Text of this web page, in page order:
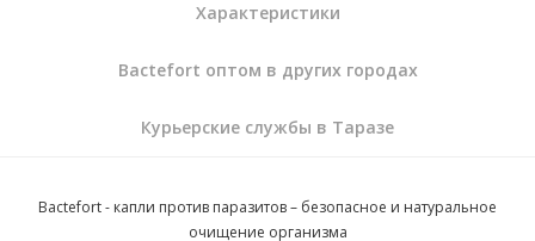
Характеристики
Bactefort оптом в других городах
Курьерские службы в Таразе
Bactefort - капли против паразитов– безопасное и натуральное
очищение организма